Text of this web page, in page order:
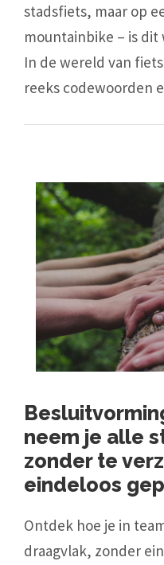
stadsfiets, maar op
mountainbike – is
In de wereld van
reeks codewoorden
neem je alle
zonder te
eindeloos
Ontdek hoe je in
draagvlak, zonder